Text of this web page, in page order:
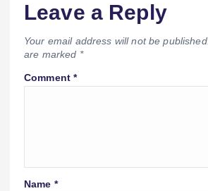
Leave a Reply
Your email address will not be published.
are marked *
Comment*
Name *